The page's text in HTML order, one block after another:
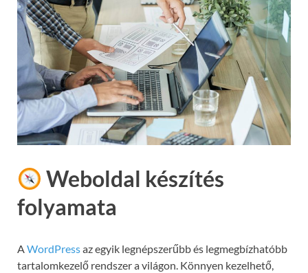
Weboldal készítés
folyamata
AWordPressaz egyik legnépszerűbb és legmegbízhatóbb
tartalomkezelő rendszer a világon. Könnyen kezelhető,